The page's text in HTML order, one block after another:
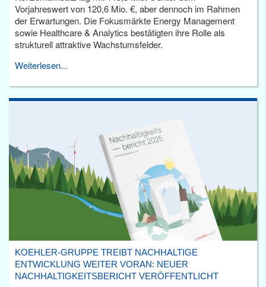
Vorjahreswert von 120,6 Mio. €, aber dennoch im Rahmen
der Erwartungen. Die Fokusmärkte Energy Management
sowie Healthcare & Analytics bestätigten ihre Rolle als
strukturell attraktive Wachstumsfelder.
Weiterlesen...
KOEHLER-GRUPPE TREIBT NACHHALTIGE
ENTWICKLUNG WEITER VORAN: NEUER
NACHHALTIGKEITSBERICHT VERÖFFENTLICHT